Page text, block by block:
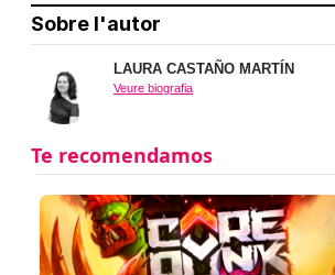
Sobre l'autor
LAURA CASTAÑO MARTÍN
Veure biografia